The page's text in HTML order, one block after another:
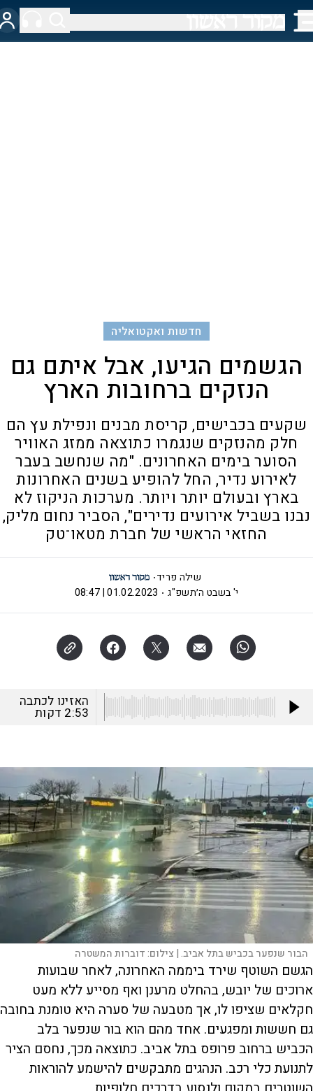
חדשות ואקטואליה
הגשמים הגיעו, אבל איתם גם
הנזקים ברחובות הארץ
שקעים בכבישים, קריסת מבנים ונפילת עץ הם
חלק מהנזקים שנגמרו כתוצאה ממזג האוויר
הסוער בימים האחרונים. "מה שנחשב בעבר
לאירוע נדיר, החל להופיע בשנים האחרונות
בארץ ובעולם יותר ויותר. מערכות הניקוז לא
נבנו בשביל אירועים נדירים", הסביר נחום מליק,
החזאי הראשי של חברת מטאו־טק
שילה פריד
י' בשבט ה׳תשפ"ג
01.02.2023 | 08:47
האזינו לכתבה
2:53 דקות
הבור שנפער בכביש בתל אביב. | צילום:דוברות המשטרה
הגשם השוטף שירד ביממה האחרונה, לאחר שבועות
ארוכים של יובש, בהחלט מרענן ואף מסייע ללא מעט
חקלאים שציפו לו, אך מטבעה של סערה היא טומנת בחובה
גם חששות ומפגעים. אחד מהם הוא בור שנפער בלב
הכביש ברחוב פרופס בתל אביב. כתוצאה מכך, נחסם הציר
לתנועת כלי רכב. הנהגים מתבקשים להישמע להוראות